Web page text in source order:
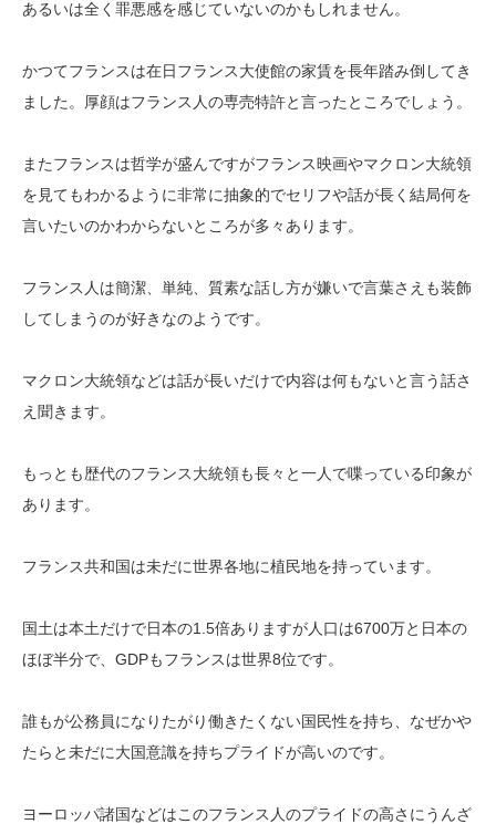
あるいは全く罪悪感を感じていないのかもしれません。
かつてフランスは在日フランス大使館の家賃を長年踏み倒してき
ました。厚顔はフランス人の専売特許と言ったところでしょう。
またフランスは哲学が盛んですがフランス映画やマクロン大統領
を見てもわかるように非常に抽象的でセリフや話が長く結局何を
言いたいのかわからないところが多々あります。
フランス人は簡潔、単純、質素な話し方が嫌いで言葉さえも装飾
してしまうのが好きなのようです。
マクロン大統領などは話が長いだけで内容は何もないと言う話さ
え聞きます。
もっとも歴代のフランス大統領も長々と一人で喋っている印象が
あります。
フランス共和国は未だに世界各地に植民地を持っています。
国土は本土だけで日本の1.5倍ありますが人口は6700万と日本の
ほぼ半分で、GDPもフランスは世界8位です。
誰もが公務員になりたがり働きたくない国民性を持ち、なぜかや
たらと未だに大国意識を持ちプライドが高いのです。
ヨーロッパ諸国などはこのフランス人のプライドの高さにうんざ